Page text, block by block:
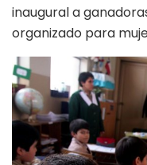
inaugural a
organizado para